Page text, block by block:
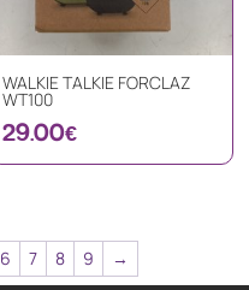
WALKIE TALKIE FORCLAZ
WT100
29.00€
6 7 8 9 →